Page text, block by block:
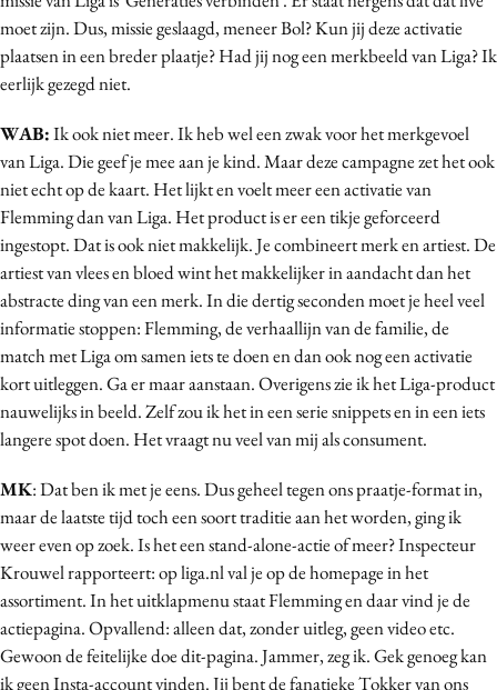
moet zijn. Dus, missie geslaagd, meneer Bol? Kun jij deze activatie
plaatsen in een breder plaatje? Had jij nog een merkbeeld van Liga? Ik
eerlijk gezegd niet.
WAB:Ik ook niet meer. Ik heb wel een zwak voor het merkgevoel
van Liga. Die geef je mee aan je kind. Maar deze campagne zet het ook
niet echt op de kaart. Het lijkt en voelt meer een activatie van
Flemming dan van Liga. Het product is er een tikje geforceerd
ingestopt. Dat is ook niet makkelijk. Je combineert merk en artiest. De
artiest van vlees en bloed wint het makkelijker in aandacht dan het
abstracte ding van een merk. In die dertig seconden moet je heel veel
informatie stoppen: Flemming, de verhaallijn van de familie, de
match met Liga om samen iets te doen en dan ook nog een activatie
kort uitleggen. Ga er maar aanstaan. Overigens zie ik het Liga-product
nauwelijks in beeld. Zelf zou ik het in een serie snippets en in een iets
langere spot doen. Het vraagt nu veel van mij als consument.
MK: Dat ben ik met je eens. Dus geheel tegen ons praatje-format in,
maar de laatste tijd toch een soort traditie aan het worden, ging ik
weer even op zoek. Is het een stand-alone-actie of meer? Inspecteur
Krouwel rapporteert: op liga.nlval je op de homepage in het
assortiment. In het uitklapmenu staat Flemming en daar vind je de
actiepagina. Opvallend: alleen dat, zonder uitleg, geen video etc.
Gewoon de feitelijke doe dit-pagina. Jammer, zeg ik. Gek genoeg kan
ik geen Insta-account vinden. Jij bent de fanatieke Tokker van ons